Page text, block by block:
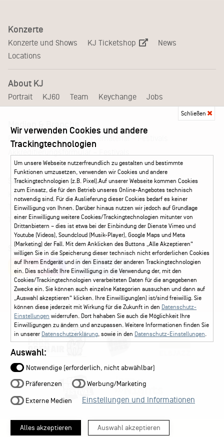
Konzerte
Konzerte und Shows KJ Ticketshop
News
Locations
About KJ
Portrait KJ60 Team Keychange Jobs
Booking Presse
Service
Kontakt Leichte Sprache
FAQ / Hilfe
Ticketshop Hamburg
Gutscheine
Callback-Service
Ticketservice 040 - 413 22 60
Social Media
Instagram Facebook
Schließen
Wir verwenden Cookies und andere
Trackingtechnologien
Um unsere Webseite nutzerfreundlich zu gestalten und bestimmte
Funktionen umzusetzen, verwenden wir Cookies und andere
Trackingtechnologien (z.B. Pixel).Auf unserer Webseite kommen Cookies
zum Einsatz, die für den Betrieb unseres Online-Angebotes technisch
notwendig sind. Für die Auslieferung dieser Cookies bedarf es keiner
Einwilligung von Ihnen. Darüber hinaus nutzen wir jedoch auf Grundlage
einer Einwilligung weitere Cookies/Trackingtechnologien mitunter von
Drittanbietern – dies ist etwa bei der Einbindung der Dienste Vimeo und
Youtube (Videos), Soundcloud (Musik-Player), Google Maps und Meta
(Marketing) der Fall. Mit dem Anklicken des Buttons „Alle Akzeptieren“
willigen Sie in die Speicherung dieser technisch nicht erforderlichen Cookies
auf Ihrem Endgerät und in den Einsatz der anderen Trackingtechnologien
ein. Dies schließt Ihre Einwilligung in die Verwendung der, mit den
Cookies/Trackingtechnologien verarbeiteten Daten für die angegebenen
Zwecke ein. Sie können auch einzelne Kategorien aussuchen und dann auf
„Auswahl akzeptieren“ klicken. Ihre Einwilligung(en) ist/sind freiwillig. Sie
können diese jederzeit mit Wirkung für die Zukunft in den Datenschutz-
Einstellungen widerrufen. Dort hahaben Sie auch die Möglichkeit Ihre
Einwilligungen zu ändern und anzupassen. Weitere Informationen finden Sie
in unserer Datenschutzerklärung, sowie in den Datenschutz-Einstellungen.
Auswahl:
Notwendige (erforderlich, nicht abwählbar)
Präferenzen Werbung/Marketing
Externe Medien Einstellungen und Informationen
Alles akzeptieren Auswahl akzeptieren